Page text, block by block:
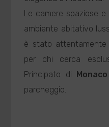
Le camere spaziose
ambiente abitativo
è stato attentamente
per chi cerca
Principato di Monaco
parcheggio.